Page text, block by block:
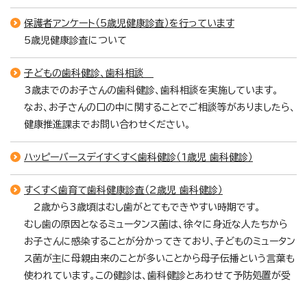
保護者アンケート（5歳児健康診査）を行っています
5歳児健康診査について
子どもの歯科健診、歯科相談
3歳までのお子さんの歯科健診、歯科相談を実施しています。
なお、お子さんの口の中に関することでご相談等がありましたら、
健康推進課までお問い合わせください。
ハッピーバースデイすくすく歯科健診（1歳児 歯科健診）
すくすく歯育て歯科健康診査（2歳児 歯科健診）
2歳から3歳頃はむし歯がとてもできやすい時期です。
むし歯の原因となるミュータンス菌は、徐々に身近な人たちから
お子さんに感染することが分かってきており、子どものミュータン
ス菌が主に母親由来のことが多いことから母子伝播という言葉も
使われています。この健診は、歯科健診とあわせて予防処置が受